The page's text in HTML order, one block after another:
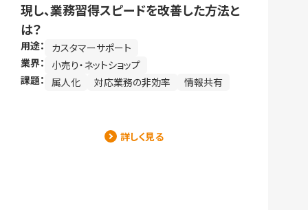
現し、業務習得スピードを改善した方法と
は？
用途：
カスタマーサポート
業界：
小売り・ネットショップ
課題： 属人化 対応業務の非効率 情報共有
詳しく見る